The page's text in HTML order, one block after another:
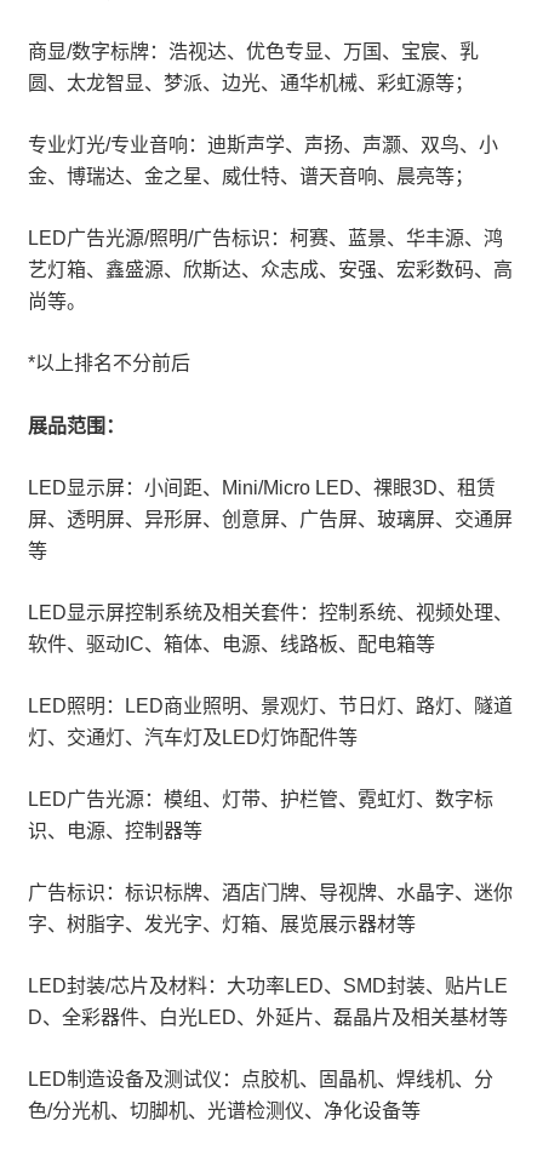
商显/数字标牌：浩视达、优色专显、万国、宝宸、乳
圆、太龙智显、梦派、边光、通华机械、彩虹源等；
专业灯光/专业音响：迪斯声学、声扬、声灏、双鸟、小
金、博瑞达、金之星、威仕特、谱天音响、晨亮等；
LED广告光源/照明/广告标识：柯赛、蓝景、华丰源、鸿
艺灯箱、鑫盛源、欣斯达、众志成、安强、宏彩数码、高
尚等。
*以上排名不分前后
展品范围：
LED显示屏：小间距、Mini/Micro LED、祼眼3D、租赁
屏、透明屏、异形屏、创意屏、广告屏、玻璃屏、交通屏
等
LED显示屏控制系统及相关套件：控制系统、视频处理、
软件、驱动IC、箱体、电源、线路板、配电箱等
LED照明：LED商业照明、景观灯、节日灯、路灯、隧道
灯、交通灯、汽车灯及LED灯饰配件等
LED广告光源：模组、灯带、护栏管、霓虹灯、数字标
识、电源、控制器等
广告标识：标识标牌、酒店门牌、导视牌、水晶字、迷你
字、树脂字、发光字、灯箱、展览展示器材等
LED封装/芯片及材料：大功率LED、SMD封装、贴片LE
D、全彩器件、白光LED、外延片、磊晶片及相关基材等
LED制造设备及测试仪：点胶机、固晶机、焊线机、分
色/分光机、切脚机、光谱检测仪、净化设备等